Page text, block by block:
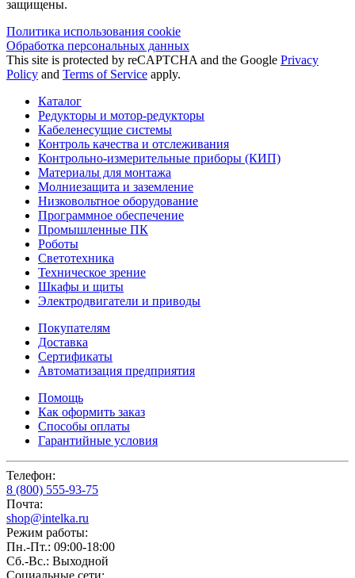
защищены.
Политика использования сookie
Обработка персональных данных
This site is protected by reCAPTCHA and the Google Privacy
Policy and Terms of Service apply.
Каталог
Редукторы и мотор-редукторы
Кабеленесущие системы
Контроль качества и отслеживания
Контрольно-измерительные приборы (КИП)
Материалы для монтажа
Молниезащита и заземление
Низковольтное оборудование
Программное обеспечение
Промышленные ПК
Роботы
Светотехника
Техническое зрение
Шкафы и щиты
Электродвигатели и приводы
Покупателям
Доставка
Сертификаты
Автоматизация предприятия
Помощь
Как оформить заказ
Способы оплаты
Гарантийные условия
Телефон:
8 (800) 555-93-75
Почта:
shop@intelka.ru
Режим работы:
Пн.-Пт.: 09:00-18:00
Сб.-Вс.: Выходной